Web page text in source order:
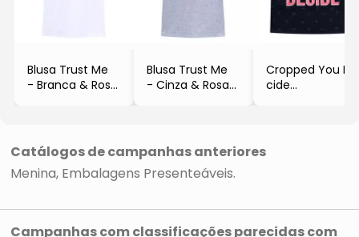
Blusa Trust Me
- Branca & Rosa
Blusa Trust Me
- Cinza & Rosa
Cropped You De
cide
Catálogos de campanhas anteriores
Menina Embalagens Presenteáveis
Campanhas com classificações parecidas com